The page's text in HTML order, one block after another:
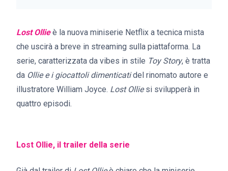
Lost Ollieè la nuova miniserie Netflix a tecnica mista
che uscirà a breve in streaming sulla piattaforma. La
serie, caratterizzata da vibes in stile Toy Story, è tratta
da Ollie e i giocattoli dimenticatidel rinomato autore e
illustratore William Joyce. Lost Olliesi svilupperà in
quattro episodi.
Lost Ollie, il trailer della serie